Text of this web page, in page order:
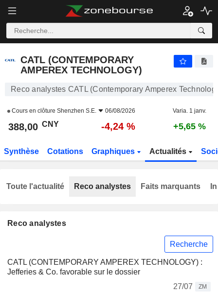
CATL (CONTEMPORARY
AMPEREX TECHNOLOGY)
Reco analystes CATL (Contemporary Amperex
Cours en clôture Shenzhen S.E. 06/08/2026 Varia. 1 janv.
388,00 CNY -4,24 % +5,65 %
Synthèse Cotations Graphiques Actualités
Reco analystes
Recherche
CATL (CONTEMPORARY AMPEREX TECHNOLOGY) :
Jefferies & Co. favorable sur le dossier
27/07
ZM
Toute l'actualité Reco analystes Faits marquants